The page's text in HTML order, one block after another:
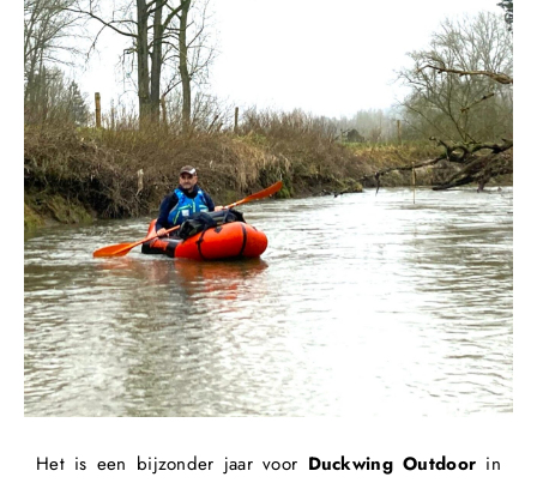
Het is een bijzonder jaar voor Duckwing Outdoor in